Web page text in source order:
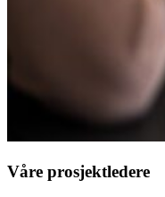
Våre prosjektledere